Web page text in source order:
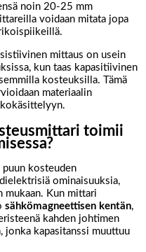
noin 20-25 mm
voidaan mitata jopa
mittaus on usein
kun taas kapasitiivinen
kosteuksilla. Tämä
materiaalin
toimii
kosteuden
ominaisuuksia,
Kun mittari
sähkömagneettisen kentän,
kahden johtimen
jonka kapasitanssi muuttuu